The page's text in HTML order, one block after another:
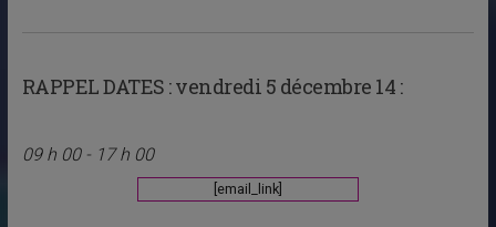
RAPPEL DATES :vendredi 5 décembre 14 :
09 h 00 - 17 h 00
[email_link]